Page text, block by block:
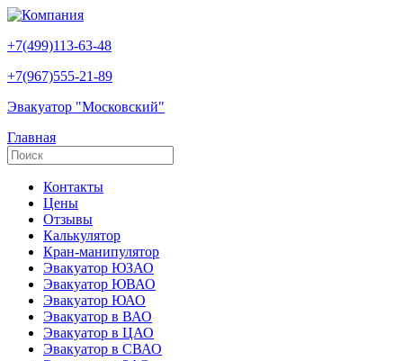
+7(499)113-63-48
+7(967)555-21-89
Эвакуатор "Московский"
Главная
Контакты
Цены
Отзывы
Калькулятор
Кран-манипулятор
Эвакуатор ЮЗАО
Эвакуатор ЮВАО
Эвакуатор ЮАО
Эвакуатор в ВАО
Эвакуатор в ЦАО
Эвакуатор в СВАО